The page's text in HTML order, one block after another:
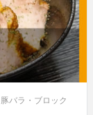
豚バラ・ブロック